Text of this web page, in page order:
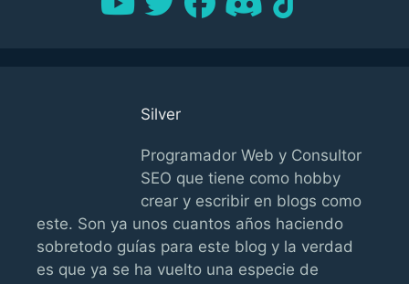
Silver
Programador Web y Consultor
SEO que tiene como hobby
crear y escribir en blogs como
este. Son ya unos cuantos años haciendo
sobretodo guías para este blog y la verdad
es que ya se ha vuelto una especie de